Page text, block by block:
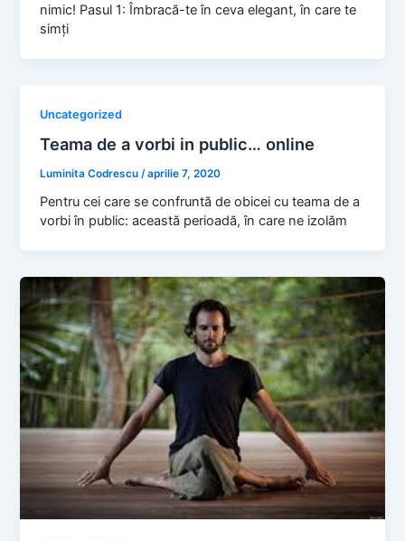
nimic! Pasul 1: Îmbracă-te în ceva elegant, în care te
simți
Uncategorized
Teama de a vorbi in public… online
Luminita Codrescu/aprilie 7, 2020
Pentru cei care se confruntă de obicei cu teama de a
vorbi în public: această perioadă, în care ne izolăm